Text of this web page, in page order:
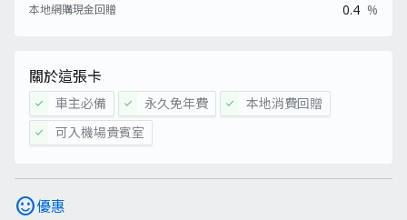
本地網購現金回贈 0.4 %
關於這張卡
check 車主必備 check 永久免年費 check 本地消費回贈
check 可入機場貴賓室
sentiment_satisfied優惠